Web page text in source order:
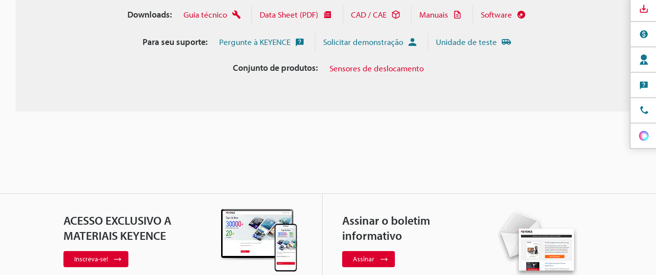
Downloads: Guia técnico Data Sheet (PDF) CAD / CAE Manuais Software
Para seu suporte: Pergunte à KEYENCE Solicitar demonstração Unidade de teste
Conjunto de produtos: Sensores de deslocamento
ACESSO EXCLUSIVO A
MATERIAIS KEYENCE
Inscreva-se!
Assinar o boletim
informativo
Assinar